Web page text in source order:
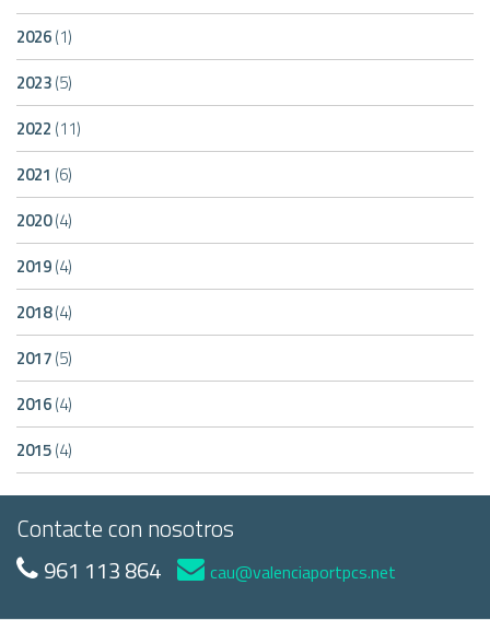
2026(1)
2023(5)
2022 (11)
2021 (6)
2020(4)
2019(4)
2018(4)
2017(5)
2016(4)
2015(4)
Contacte con nosotros
961 113 864 cau@valenciaportpcs.net